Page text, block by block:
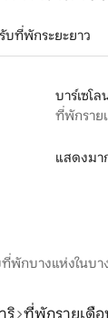
ที่พักระยะยาว
บาร์เซโล
ที่พักราย
แสดงมา
พักบางแห่งในบ